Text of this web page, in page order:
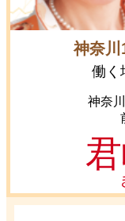
神奈川
働く
神奈